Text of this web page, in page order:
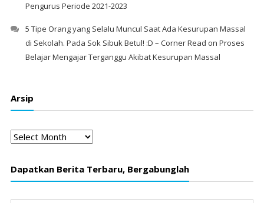
Pengurus Periode 2021-2023
5 Tipe Orang yang Selalu Muncul Saat Ada Kesurupan Massal
di Sekolah. Pada Sok Sibuk Betul! :D – Corner Read on Proses
Belajar Mengajar Terganggu Akibat Kesurupan Massal
Arsip
Arsip
Dapatkan Berita Terbaru, Bergabunglah